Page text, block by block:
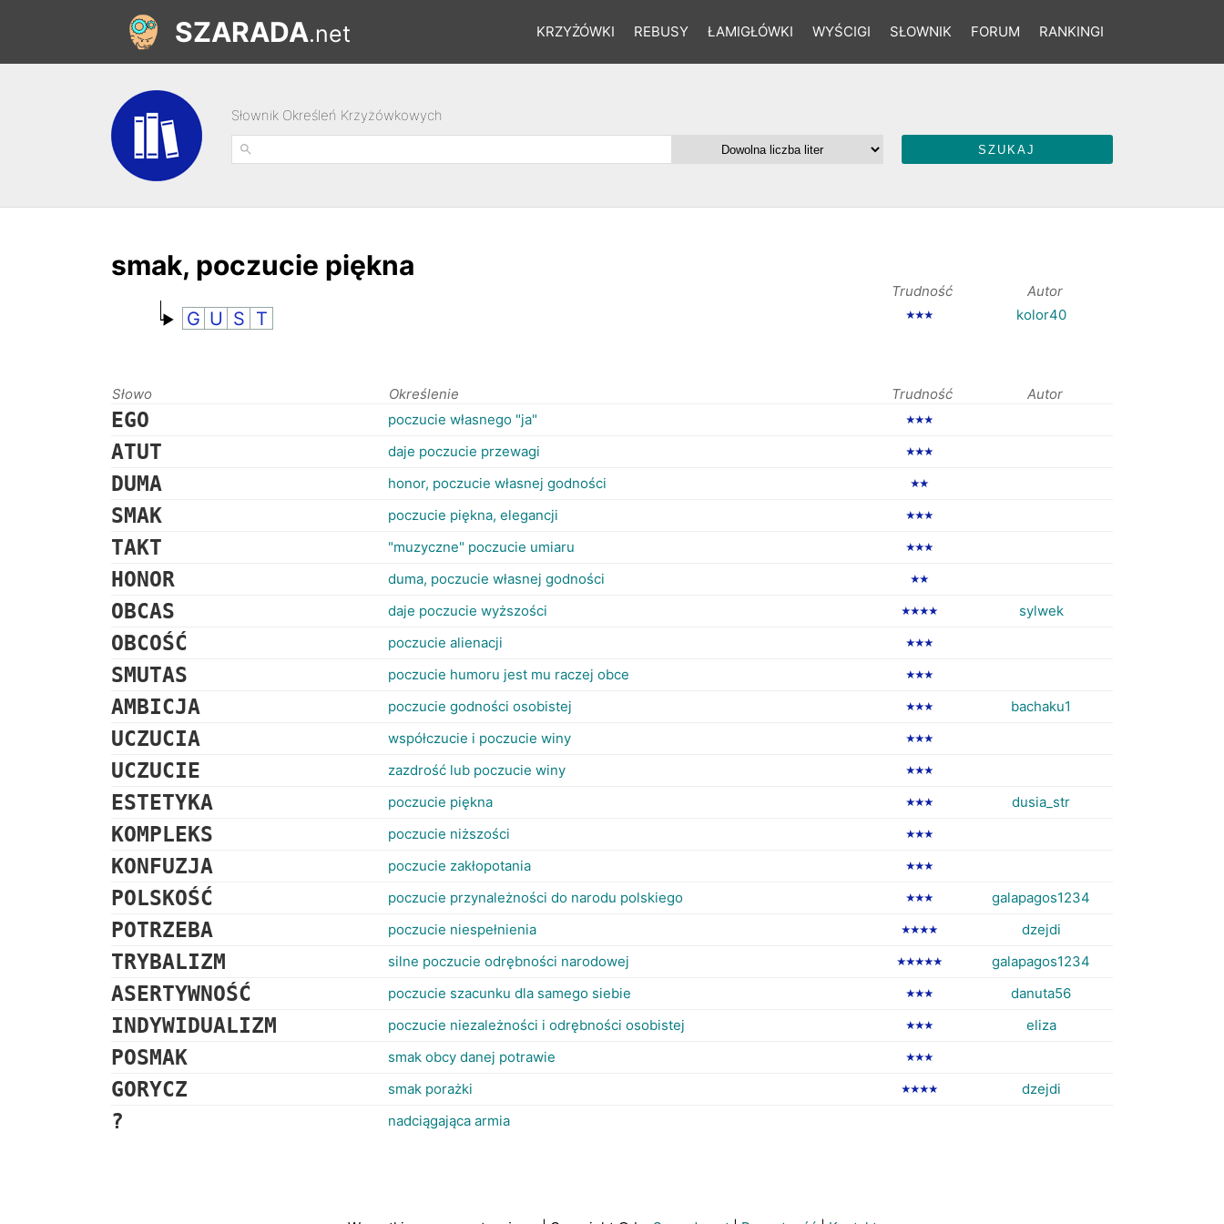
KRZYŻÓWKI REBUSY ŁAMIGŁÓWKI WYŚCIGI SŁOWNIK FORUM RANKINGI
SZARADA.net
Słownik Określeń Krzyżówkowych
smak, poczucie piękna
Trudność Autor
G U S T ★★★ kolor40
Słowo Określenie Trudność Autor
EGO poczucie własnego "ja" ★★★
ATUT daje poczucie przewagi ★★★
DUMA honor, poczucie własnej godności ★★
SMAK poczucie piękna, elegancji ★★★
TAKT "muzyczne" poczucie umiaru ★★★
HONOR duma, poczucie własnej godności ★★
OBCAS daje poczucie wyższości ★★★★ sylwek
OBCOŚĆ poczucie alienacji ★★★
SMUTAS poczucie humoru jest mu raczej obce ★★★
AMBICJA poczucie godności osobistej ★★★ bachaku1
UCZUCIA współczucie i poczucie winy ★★★
UCZUCIE zazdrość lub poczucie winy ★★★
ESTETYKA poczucie piękna ★★★ dusia_str
KOMPLEKS poczucie niższości ★★★
KONFUZJA poczucie zakłopotania ★★★
POLSKOŚĆ poczucie przynależności do narodu polskiego ★★★ galapagos1234
POTRZEBA poczucie niespełnienia ★★★★ dzejdi
TRYBALIZM silne poczucie odrębności narodowej ★★★★★ galapagos1234
ASERTYWNOŚĆ poczucie szacunku dla samego siebie ★★★ danuta56
INDYWIDUALIZM poczucie niezależności i odrębności osobistej ★★★ eliza
POSMAK smak obcy danej potrawie ★★★
GORYCZ smak porażki ★★★★ dzejdi
? nadciągająca armia